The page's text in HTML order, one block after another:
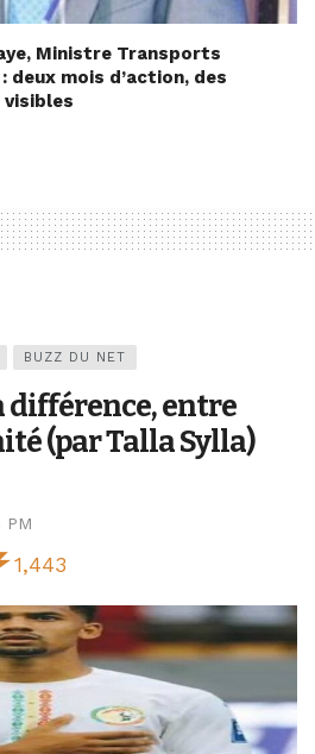
Ministre Transports
mois d’action, des
BUZZ DU NET
différence, entre
(par Talla Sylla)
PM
1,443